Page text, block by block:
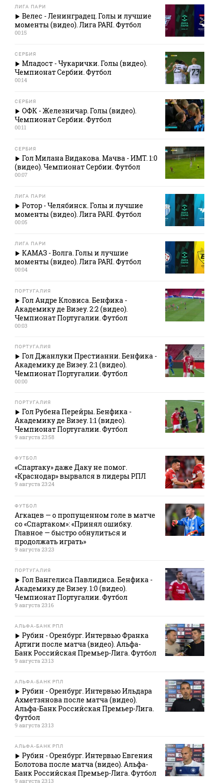
ЛИГА ПАРИ
Велес - Ленинградец. Голы и лучшие
моменты (видео). Лига PARI. Футбол
00:15
СЕРБИЯ
Младост - Чукарички. Голы (видео).
Чемпионат Сербии. Футбол
00:14
СЕРБИЯ
ОФК - Железничар. Голы (видео).
Чемпионат Сербии. Футбол
00:11
СЕРБИЯ
Гол Милана Видакова. Мачва - ИМТ. 1:0
(видео). Чемпионат Сербии. Футбол
00:07
ЛИГА ПАРИ
Ротор - Челябинск. Голы и лучшие
моменты (видео). Лига PARI. Футбол
00:05
ЛИГА ПАРИ
КАМАЗ - Волга. Голы и лучшие
моменты (видео). Лига PARI. Футбол
00:04
ПОРТУГАЛИЯ
Гол Андре Кловиса. Бенфика -
Академику де Визеу. 2:2 (видео).
Чемпионат Португалии. Футбол
00:03
ПОРТУГАЛИЯ
Гол Джанлуки Престианни. Бенфика -
Академику де Визеу. 2:1 (видео).
Чемпионат Португалии. Футбол
00:00
ПОРТУГАЛИЯ
Гол Рубена Перейры. Бенфика -
Академику де Визеу. 1:1 (видео).
Чемпионат Португалии. Футбол
9 августа 23:58
ФУТБОЛ
«Спартаку» даже Даку не помог.
«Краснодар» вырвался в лидеры РПЛ
9 августа 23:24
ФУТБОЛ
Агкацев — о пропущенном голе в матче
со «Спартаком»: «Принял ошибку.
Главное — быстро обнулиться и
продолжать играть»
9 августа 23:23
ПОРТУГАЛИЯ
Гол Вангелиса Павлидиса. Бенфика -
Академику де Визеу. 1:0 (видео).
Чемпионат Португалии. Футбол
9 августа 23:16
АЛЬФА-БАНК РПЛ
Рубин - Оренбург. Интервью Франка
Артиги после матча (видео). Альфа-
Банк Российская Премьер-Лига. Футбол
9 августа 23:13
АЛЬФА-БАНК РПЛ
Рубин - Оренбург. Интервью Ильдара
Ахметзянова после матча (видео).
Альфа-Банк Российская Премьер-Лига.
Футбол
9 августа 23:13
АЛЬФА-БАНК РПЛ
Рубин - Оренбург. Интервью Евгения
Болотова после матча (видео). Альфа-
Банк Российская Премьер-Лига. Футбол
9 августа 23:13